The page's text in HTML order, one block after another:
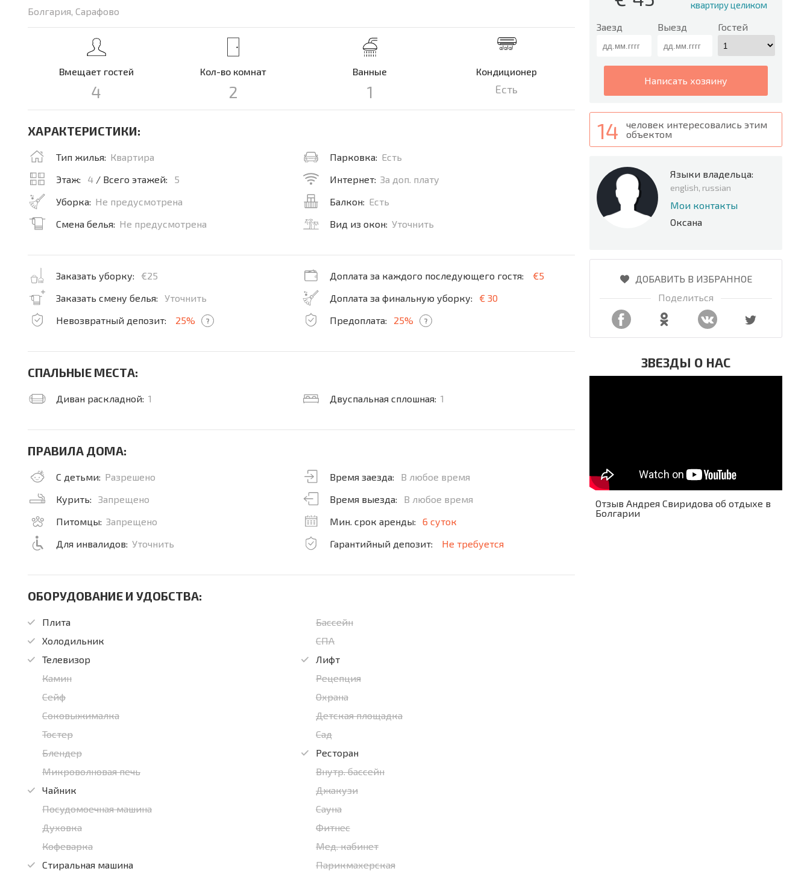
квартиру целиком
Заезд Выезд Гостей
написать хозяину
14
человек интересовались этим
объектом
Языки владельца:
english, russian
Мои контакты
Оксана
ДОБАВИТЬ В ИЗБРАННОЕ
Поделиться
ЗВЕЗДЫ О НАС
Отзыв Андрея Свиридова об отдыхе в
Болгарии
Болгария, Сарафово
Вмещает гостей
4
Кол-во комнат
2
Ванные
1
Кондиционер
Есть
ХАРАКТЕРИСТИКИ:
Тип жилья: Квартира
Этаж:
4 / Всего этажей:
5
Уборка: Не предусмотрена
Смена белья: Не предусмотрена
Парковка: Есть
Интернет: За доп. плату
Балкон: Есть
Вид из окон: Уточнить
Заказать уборку:
€25
Заказать смену белья:
Уточнить
Невозвратный депозит:
25% ?
Доплата за каждого последующего гостя:
€5
Доплата за финальную уборку:
€ 30
Предоплата:
25% ?
СПАЛЬНЫЕ МЕСТА:
Диван раскладной: 1 Двуспальная сплошная: 1
ПРАВИЛА ДОМА:
С детьми: Разрешено
Курить:
Запрещено
Питомцы: Запрещено
Для инвалидов: Уточнить
Время заезда:
В любое время
Время выезда:
В любое время
Мин. срок аренды:
6 суток
Гарантийный депозит:
Не требуется
ОБОРУДОВАНИЕ И УДОБСТВА:
Плита
Холодильник
Телевизор
Камин
Сейф
Соковыжималка
Тостер
Блендер
Микроволновая печь
Чайник
Посудомоечная машина
Духовка
Кофеварка
Стиральная машина
Бассейн
СПА
Лифт
Рецепция
Охрана
Детская площадка
Сад
Ресторан
Внутр. бассейн
Джакузи
Сауна
Фитнес
Мед. кабинет
Парикмахерская